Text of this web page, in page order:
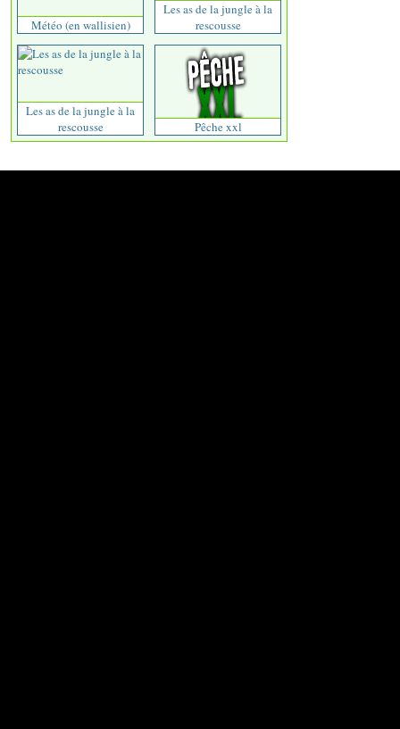
Météo (en wallisien)
Les as de la jungle à la
rescousse
Les as de la jungle à la
rescousse
Pêche xxl